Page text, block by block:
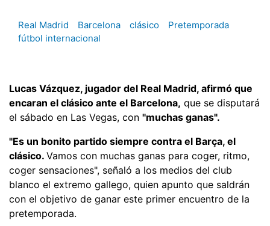
Real Madrid Barcelona clásico
Pretemporada
fútbol internacional
Lucas Vázquez, jugador del Real Madrid, afirmó que
encaran el clásico ante el Barcelona, que se disputará
el sábado en Las Vegas, con "muchas ganas".
"Es un bonito partido siempre contra el Barça, el
clásico. Vamos con muchas ganas para coger, ritmo,
coger sensaciones", señaló a los medios del club
blanco el extremo gallego, quien apunto que saldrán
con el objetivo de ganar este primer encuentro de la
pretemporada.